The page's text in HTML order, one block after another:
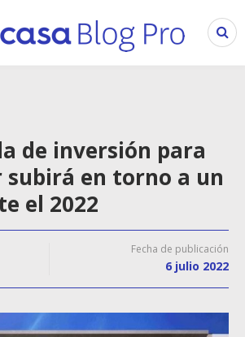
de inversión para
en torno a un
el 2022
Fecha de publicación
6 julio 2022